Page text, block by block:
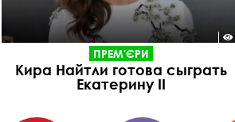
ПРЕМ'ЄРИ
Кира Найтли готова сыграть
Екатерину II